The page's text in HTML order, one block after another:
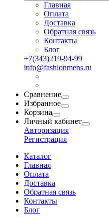
Главная
Оплата
Доставка
Обратная связь
Контакты
Блог
+7(343)219-94-99
info@fashionmens.ru
Сравнение
Избранное
Корзина
Личный кабинет
Авторизация
Регистрация
Каталог
Главная
Оплата
Доставка
Обратная связь
Контакты
Блог